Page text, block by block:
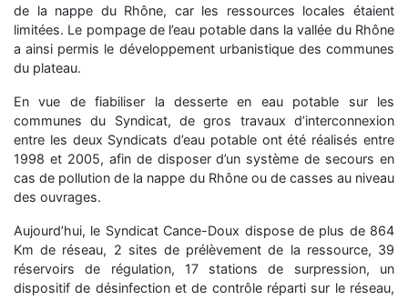
de la nappe du Rhône, car les ressources locales étaient
limitées. Le pompage de l’eau potable dans la vallée du Rhône
a ainsi permis le développement urbanistique des communes
du plateau.
En vue de fiabiliser la desserte en eau potable sur les
communes du Syndicat, de gros travaux d’interconnexion
entre les deux Syndicats d’eau potable ont été réalisés entre
1998 et 2005, afin de disposer d’un système de secours en
cas de pollution de la nappe du Rhône ou de casses au niveau
des ouvrages.
Aujourd’hui, le Syndicat Cance-Doux dispose de plus de 864
Km de réseau, 2 sites de prélèvement de la ressource, 39
réservoirs de régulation, 17 stations de surpression, un
dispositif de désinfection et de contrôle réparti sur le réseau,